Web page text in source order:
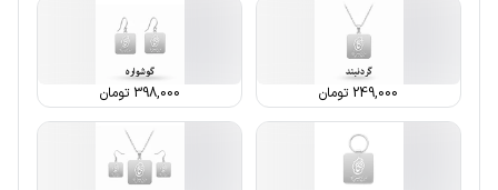
249,000 تومان 398,000 تومان